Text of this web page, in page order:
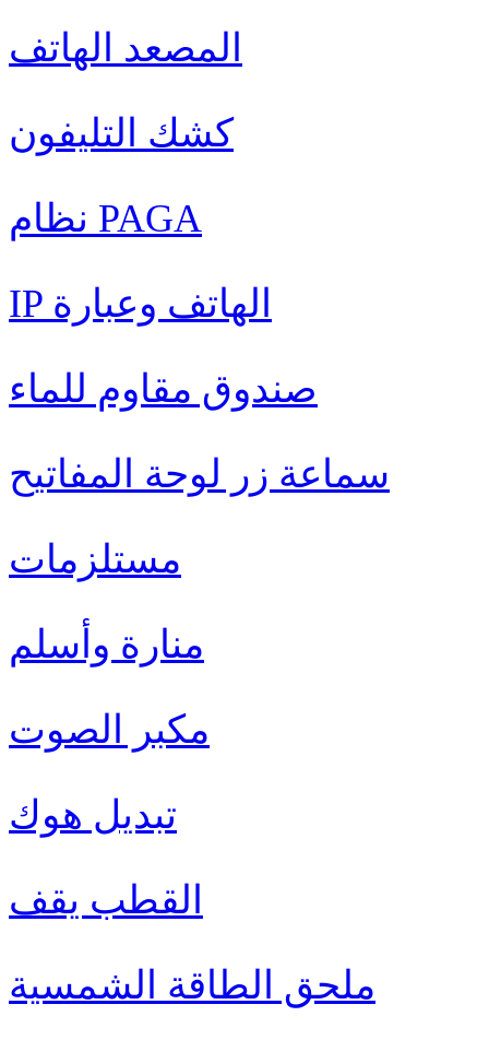
المصعد الهاتف
كشك التليفون
نظام PAGA
IP الهاتف وعبارة
صندوق مقاوم للماء
سماعة زر لوحة المفاتيح
مستلزمات
منارة وأسلم
مكبر الصوت
تبديل هوك
القطب يقف
ملحق الطاقة الشمسية